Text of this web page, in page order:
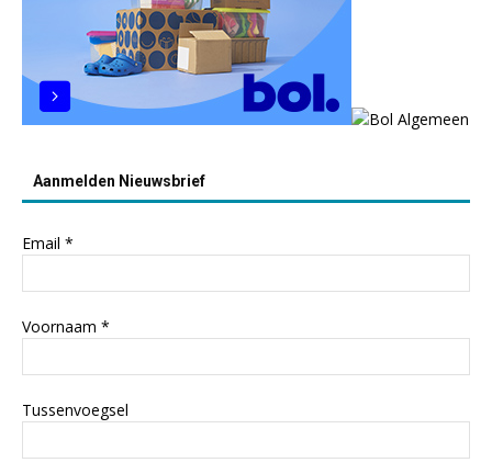
Aanmelden Nieuwsbrief
Email *
Voornaam *
Tussenvoegsel